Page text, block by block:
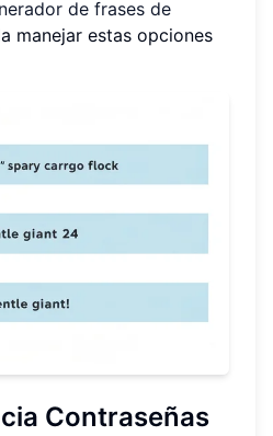
de frases de
manejar estas opciones
Contraseñas